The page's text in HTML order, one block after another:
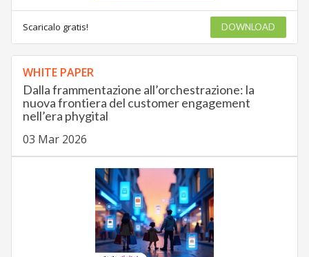
Scaricalo gratis! DOWNLOAD
WHITE PAPER
Dalla frammentazione all’orchestrazione: la
nuova frontiera del customer engagement
nell’era phygital
03 Mar 2026